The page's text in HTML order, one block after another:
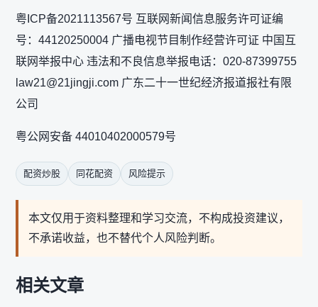
粤ICP备2021113567号 互联网新闻信息服务许可证编
号：44120250004 广播电视节目制作经营许可证 中国互
联网举报中心 违法和不良信息举报电话：020-87399755
law21@21jingji.com 广东二十一世纪经济报道报社有限
公司
粤公网安备 44010402000579号
配资炒股 同花配资 风险提示
本文仅用于资料整理和学习交流，不构成投资建议，
不承诺收益，也不替代个人风险判断。
相关文章